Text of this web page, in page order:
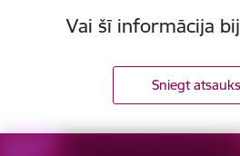
Vai šī informācija
Sniegt